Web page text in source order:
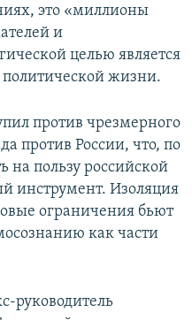
это «миллионы
и
целью является
политической жизни.
против чрезмерного
против России, что, по
пользу российской
инструмент. Изоляция
ограничения бьют
как части
руководитель